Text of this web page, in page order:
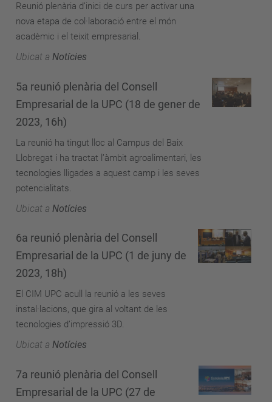
Reunió plenària d’inici de curs per activar una
nova etapa de col·laboració entre el món
acadèmic i el teixit empresarial.
Ubicat a Notícies
5a reunió plenària del Consell
Empresarial de la UPC (18 de gener de
2023, 16h)
La reunió ha tingut lloc al Campus del Baix
Llobregat i ha tractat l’àmbit agroalimentari, les
tecnologies lligades a aquest camp i les seves
potencialitats.
Ubicat a Notícies
6a reunió plenària del Consell
Empresarial de la UPC (1 de juny de
2023, 18h)
El CIM UPC acull la reunió a les seves
instal·lacions, que gira al voltant de les
tecnologies d’impressió 3D.
Ubicat a Notícies
7a reunió plenària del Consell
Empresarial de la UPC (27 de